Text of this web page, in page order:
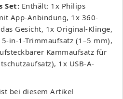
Set: Enthält: 1x Philips
App-Anbindung, 1x 360-
Gesicht, 1x Original-Klinge,
in-1-Trimmaufsatz (1–5 mm),
Kammaufsatz für
1x USB-A-
bei diesem Artikel